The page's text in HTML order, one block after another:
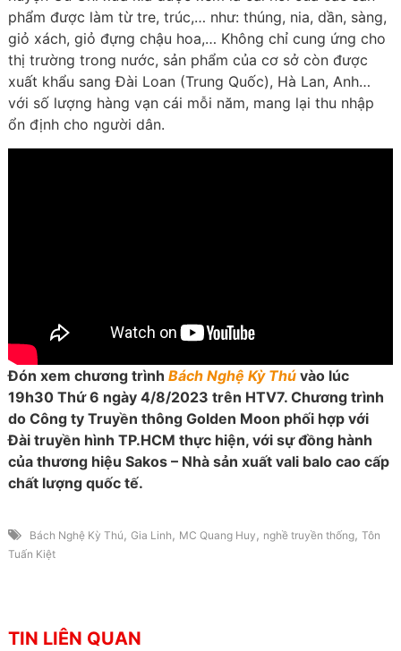
phẩm được làm từ tre, trúc,… như: thúng, nia, dần, sàng,
giỏ xách, giỏ đựng chậu hoa,… Không chỉ cung ứng cho
thị trường trong nước, sản phẩm của cơ sở còn được
xuất khẩu sang Đài Loan (Trung Quốc), Hà Lan, Anh…
với số lượng hàng vạn cái mỗi năm, mang lại thu nhập
ổn định cho người dân.
Đón xem chương trình Bách Nghệ Kỳ Thúvào lúc
19h30 Thứ 6 ngày 4/8/2023 trên HTV7. Chương trình
do Công ty Truyền thông Golden Moon phối hợp với
Đài truyền hình TP.HCM thực hiện, với sự đồng hành
của thương hiệu Sakos – Nhà sản xuất vali balo cao cấp
chất lượng quốc tế.
Bách Nghệ Kỳ Thú , Gia Linh , MC Quang Huy , nghề truyền thống, Tôn
Tuấn Kiệt
TIN LIÊN QUAN